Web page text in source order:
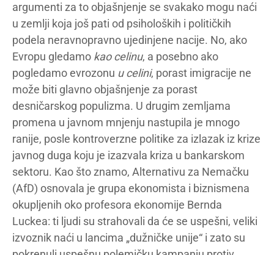
argumenti za to objašnjenje se svakako mogu naći
u zemlji koja još pati od psiholoških i političkih
podela neravnopravno ujedinjene nacije. No, ako
Evropu gledamo kao celinu, a posebno ako
pogledamo evrozonu u celini, porast imigracije ne
može biti glavno objašnjenje za porast
desničarskog populizma. U drugim zemljama
promena u javnom mnjenju nastupila je mnogo
ranije, posle kontroverzne politike za izlazak iz krize
javnog duga koju je izazvala kriza u bankarskom
sektoru. Kao što znamo, Alternativu za Nemačku
(AfD) osnovala je grupa ekonomista i biznismena
okupljenih oko profesora ekonomije Bernda
Luckea: ti ljudi su strahovali da će se uspešni, veliki
izvoznik naći u lancima „dužničke unije“ i zato su